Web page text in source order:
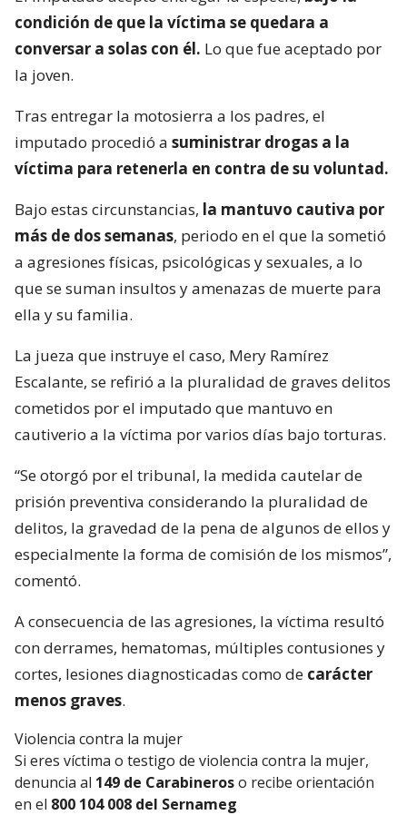
condición de que la víctima se quedara a
conversar a solas con él. Lo que fue aceptado por
la joven.
Tras entregar la motosierra a los padres, el
imputado procedió a suministrar drogas a la
víctima para retenerla en contra de su voluntad.
Bajo estas circunstancias, la mantuvo cautiva por
más de dos semanas, periodo en el que la sometió
a agresiones físicas, psicológicas y sexuales, a lo
que se suman insultos y amenazas de muerte para
ella y su familia.
La jueza que instruye el caso, Mery Ramírez
Escalante, se refirió a la pluralidad de graves delitos
cometidos por el imputado que mantuvo en
cautiverio a la víctima por varios días bajo torturas.
“Se otorgó por el tribunal, la medida cautelar de
prisión preventiva considerando la pluralidad de
delitos, la gravedad de la pena de algunos de ellos y
especialmente la forma de comisión de los mismos”,
comentó.
A consecuencia de las agresiones, la víctima resultó
con derrames, hematomas, múltiples contusiones y
cortes, lesiones diagnosticadas como de carácter
menos graves.
Violencia contra la mujer
Si eres víctima o testigo de violencia contra la mujer,
denuncia al 149 de Carabineroso recibe orientación
en el 800 104 008 del Sernameg